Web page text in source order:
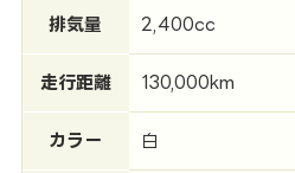
排気量 2,400cc
走行距離 130,000km
カラー 白